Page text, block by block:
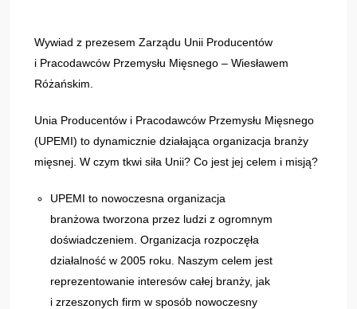
Wywiad z prezesem Zarządu Unii Producentów
i Pracodawców Przemysłu Mięsnego – Wiesławem
Różańskim.
Unia Producentów i Pracodawców Przemysłu Mięsnego
(UPEMI) to dynamicznie działająca organizacja branży
mięsnej. W czym tkwi siła Unii? Co jest jej celem i misją?
UPEMI to nowoczesna organizacja
branżowa tworzona przez ludzi z ogromnym
doświadczeniem. Organizacja rozpoczęła
działalność w 2005 roku. Naszym celem jest
reprezentowanie interesów całej branży, jak
i zrzeszonych firm w sposób nowoczesny